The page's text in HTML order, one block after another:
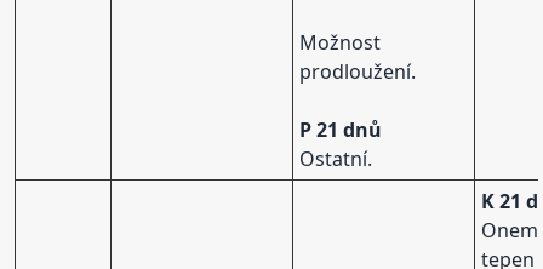
Možnost
prodloužení.
P 21 dnů
Ostatní.
K 21
tepen